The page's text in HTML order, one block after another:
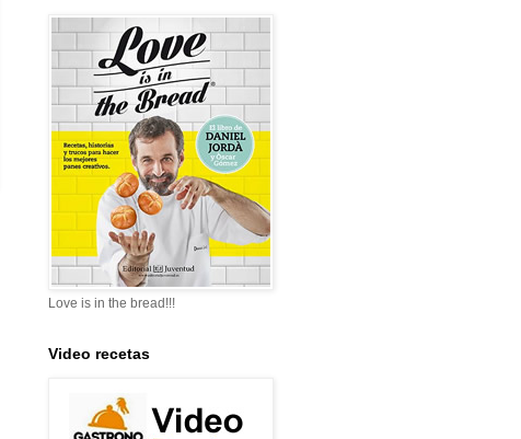
Love is in the bread!!!
Video recetas